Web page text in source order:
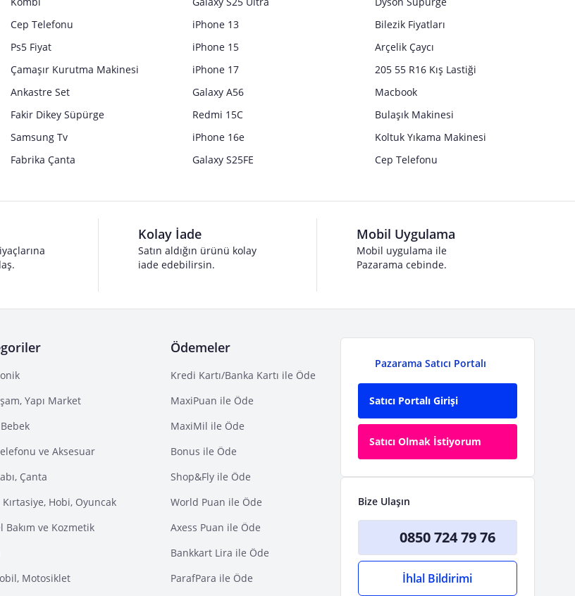
Cep Telefonu
Ps5 Fiyat
Çamaşır Kurutma Makinesi
Ankastre Set
Fakir Dikey Süpürge
Samsung Tv
Fabrika Çanta
iPhone 13
iPhone 15
iPhone 17
Galaxy A56
Redmi 15C
iPhone 16e
Galaxy S25FE
Bilezik Fiyatları
Arçelik Çaycı
205 55 R16 Kış Lastiği
Macbook
Bulaşık Makinesi
Koltuk Yıkama Makinesi
Cep Telefonu
Kolay İade
Satın aldığın ürünü kolay
iade edebilirsin.
Mobil Uygulama
Mobil uygulama ile
Pazarama cebinde.
Yapı Market
ve Aksesuar
Çanta
Hobi, Oyuncak
Bakım ve Kozmetik
Motosiklet
Ödemeler
Kredi Kartı/Banka Kartı ile Öde
MaxiPuan ile Öde
MaxiMil ile Öde
Bonus ile Öde
Shop&Fly ile Öde
World Puan ile Öde
Axess Puan ile Öde
Bankkart Lira ile Öde
ParafPara ile Öde
Pazarama Satıcı Portalı
Satıcı Portalı Girişi
Satıcı Olmak İstiyorum
Bize Ulaşın
0850 724 79 76
İhlal Bildirimi